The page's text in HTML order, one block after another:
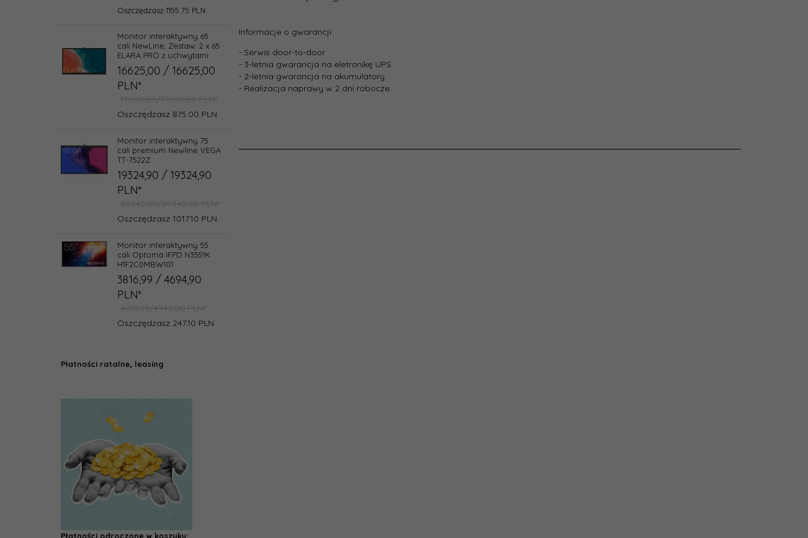
Oszczędzasz 1155.75 PLN
Monitor interaktywny 65
cali NewLine, Zestaw: 2 x 65
ELARA PRO z uchwytami
16625,00 / 16625,00
PLN*
17500,00/17500,00 PLN*
Oszczędzasz 875.00 PLN
Monitor interaktywny 75
cali premium Newline VEGA
TT-7522Z
19324,90 / 19324,90
PLN*
20342,00/20342,00 PLN*
Oszczędzasz 1017.10 PLN
Monitor interaktywny 55
cali Optoma IFPD N3551K
H1F2C0MBW101
3816,99 / 4694,90
PLN*
4017,89/4942,00 PLN*
Oszczędzasz 247.10 PLN
Płatności ratalne, leasing
Płatności odroczone w koszyku:
Informacje o gwarancji:
- Serwis door-to-door
- 3-letnia gwarancja na eletronikę UPS
- 2-letnia gwarancja na akumulatory
- Realizacja naprawy w 2 dni robocze